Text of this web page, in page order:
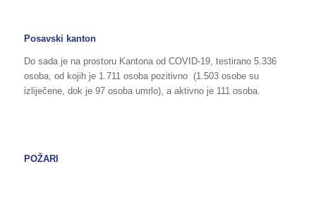
Posavski kanton
Do sada je na prostoru Kantona od COVID-19, testirano 5.336
osoba, od kojih je 1.711 osoba pozitivno (1.503 osobe su
izliječene, dok je 97 osoba umrlo), a aktivno je 111 osoba.
POŽARI